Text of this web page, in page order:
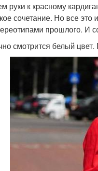
руки к красному
сочетание. Но все это
прошлого. И
смотрится белый